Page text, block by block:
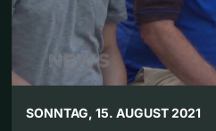
SONNTAG, 15. AUGUST 2021